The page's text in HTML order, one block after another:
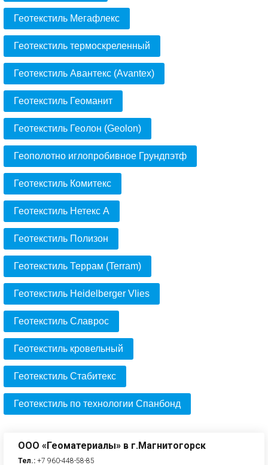
Геотекстиль Мегафлекс
Геотекстиль термоскреленный
Геотекстиль Авантекс (Avantex)
Геотекстиль Геоманит
Геотекстиль Геолон (Geolon)
Геополотно иглопробивное Грундпэтф
Геотекстиль Комитекс
Геотекстиль Нетекс А
Геотекстиль Полизон
Геотекстиль Террам (Terram)
Геотекстиль Heidelberger Vlies
Геотекстиль Славрос
Геотекстиль кровельный
Геотекстиль Стабитекс
Геотекстиль по технологии Спанбонд
ООО «Геоматериалы» в г.Магнитогорск
Тел.: +7 960-448-58-85